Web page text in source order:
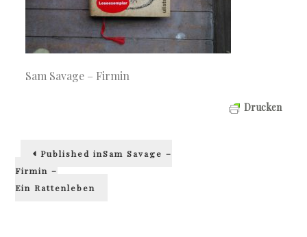
Sam Savage – Firmin
Drucken
Beitragsnavigation
Published inSam Savage –
Firmin –
Ein Rattenleben